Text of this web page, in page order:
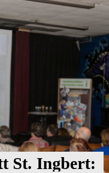
St. Ingbert: